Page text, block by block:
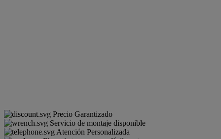
Precio Garantizado
Servicio de montaje disponible
Atención Personalizada